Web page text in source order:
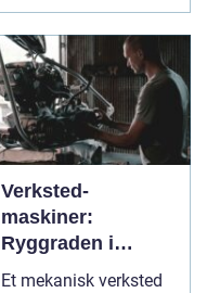
Verksted-
maskiner:
Ryggraden i
moderne industri
Et mekanisk verksted